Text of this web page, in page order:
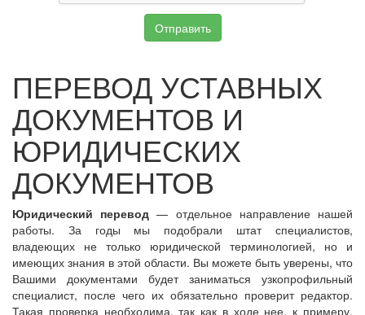
ПЕРЕВОД УСТАВНЫХ
ДОКУМЕНТОВ И
ЮРИДИЧЕСКИХ
ДОКУМЕНТОВ
Юридический перевод — отдельное направление нашей
работы. За годы мы подобрали штат специалистов,
владеющих не только юридической терминологией, но и
имеющих знания в этой области. Вы можете быть уверены, что
Вашими документами будет заниматься узкопрофильный
специалист, после чего их обязательно проверит редактор.
Такая проверка необходима, так как в ходе нее, к примеру,